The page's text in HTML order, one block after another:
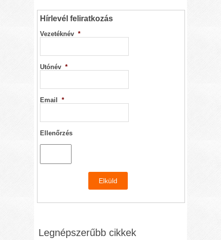
Hírlevél feliratkozás
Vezetéknév *
Utónév *
Email *
Ellenőrzés
Legnépszerűbb cikkek